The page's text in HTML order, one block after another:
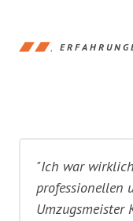
"Ich war
professionellen